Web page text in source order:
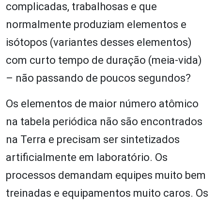
complicadas, trabalhosas e que
normalmente produziam elementos e
isótopos (variantes desses elementos)
com curto tempo de duração (meia-vida)
– não passando de poucos segundos?
Os elementos de maior número atômico
na tabela periódica não são encontrados
na Terra e precisam ser sintetizados
artificialmente em laboratório. Os
processos demandam equipes muito bem
treinadas e equipamentos muito caros. Os